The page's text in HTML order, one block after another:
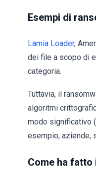
Esempi di
Lamia Loader,
dei file a scopo di
categoria.
Tuttavia, il
algoritmi
modo significativo
esempio, aziende,
Come ha